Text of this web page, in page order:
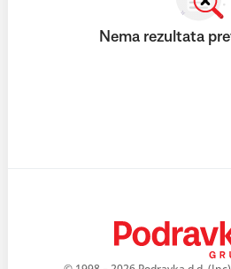
Nema rezultata